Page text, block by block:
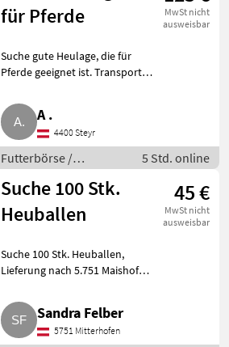
für Pferde
MwSt nicht
ausweisbar
Suche gute Heulage, die für
Pferde geeignet ist. Transport
Futterbörse Silageballen
A .
4400 Steyr
Futterbörse /
Silageballen
5 Std. online
Suche 100 Stk.
Heuballen
45 €
MwSt nicht
ausweisbar
Suche 100 Stk. Heuballen,
Lieferung nach 5.751 Maishofen.
Sandra Felber
5751 Mitterhofen